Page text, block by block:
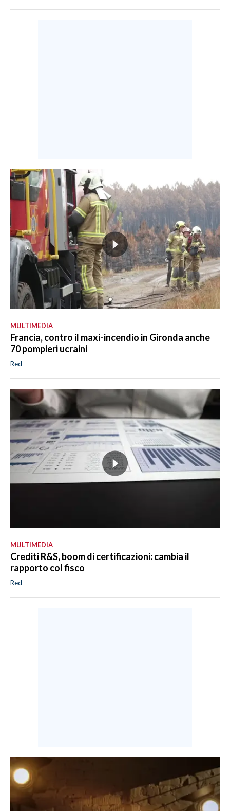
MULTIMEDIA
Francia, contro il maxi-incendio in Gironda anche
70 pompieri ucraini
Red
MULTIMEDIA
Crediti R&S, boom di certificazioni: cambia il
rapporto col fisco
Red